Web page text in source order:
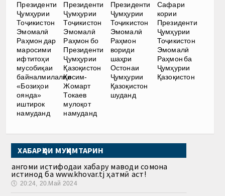
Президенти
Ҷумҳурии
Тоҷикистон
Эмомалӣ
Раҳмон дар
маросими
ифтитоҳи
мусобиқаи
байналмилалии
«Бозиҳои
оянда»
иштирок
намуданд
Президенти
Ҷумҳурии
Тоҷикистон
Эмомалӣ
Раҳмон бо
Президенти
Ҷумҳурии
Қазоқистон
Қосим-
Жомарт
Токаев
мулоқот
намуданд
Президенти
Ҷумҳурии
Тоҷикистон
Эмомалӣ
Раҳмон
вориди
шаҳри
Остонаи
Ҷумҳурии
Қазоқистон
шуданд
Сафари
кории
Президенти
Ҷумҳурии
Тоҷикистон
Эмомалӣ
Раҳмон ба
Ҷумҳурии
Қазоқистон
ХАБАРҲОИ МУҲИМТАРИН
Ҳангоми истифодаи хабару маводи сомона
истинод ба www.khovar.tj ҳатмӣ аст!
🕔 20:24, 20.Май 2024